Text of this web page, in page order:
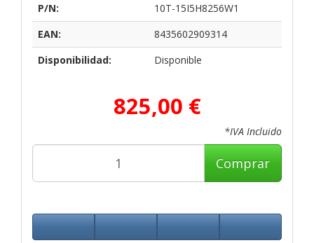
P/N:
10T-15I5H8256W1
EAN:
8435602909314
Disponibilidad:
Disponible
825,00 €
*IVA Incluido
Comprar